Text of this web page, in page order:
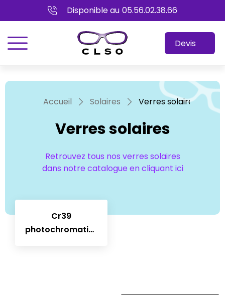
Disponible au 05.56.02.38.66
menu Devis
Accueil Solaires Verres solaires
Verres solaires
Retrouvez tous nos verres solaires
dans notre catalogue en cliquant ici
Cr39
photochromatiques